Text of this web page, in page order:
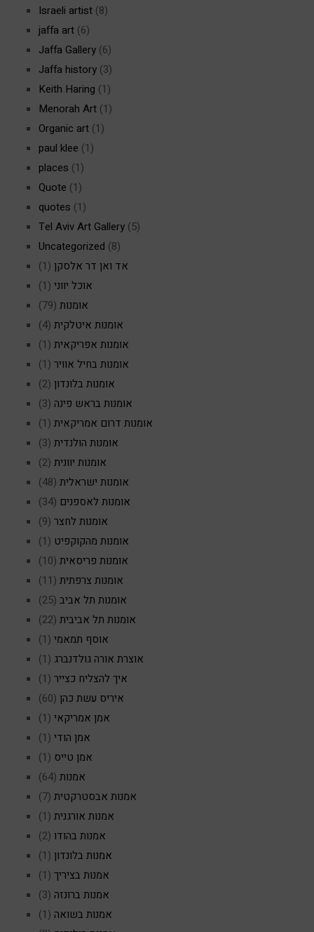
Israeli artist (8)
jaffa art (6)
Jaffa Gallery (6)
Jaffa history (3)
Keith Haring (1)
Menorah Art (1)
Organic art (1)
paul klee (1)
places (1)
Quote (1)
quotes (1)
Tel Aviv Art Gallery (5)
Uncategorized (8)
אד ואן דר אלסקן (1)
אוכל יווני (1)
אומנות (79)
אומנות איטלקית (4)
אומנות אפריקאית (1)
אומנות בחיל אוויר (1)
אומנות בלונדון (2)
אומנות בראש פינה (3)
אומנות דרום אמריקאית (1)
אומנות הולנדית (3)
אומנות יוונית (2)
אומנות ישראלית (48)
אומנות לאספנים (34)
אומנות לחצר (9)
אומנות מהקוקפיט (1)
אומנות פריסאית (10)
אומנות צרפתית (11)
אומנות תל אביב (25)
אומנות תל אביבית (22)
אוסף תמאמי (1)
אוצרת אורה גולדנברג (1)
איך להצליח כצייר (1)
איריס עשת כהן (60)
אמן אמריקאי (1)
אמן הודי (1)
אמן טייס (1)
אמנות (64)
אמנות אבסטרקטית (7)
אמנות אורגנית (1)
אמנות בהודו (2)
אמנות בלונדון (1)
אמנות בציריך (1)
אמנות ברונזה (3)
אמנות בשואה (1)